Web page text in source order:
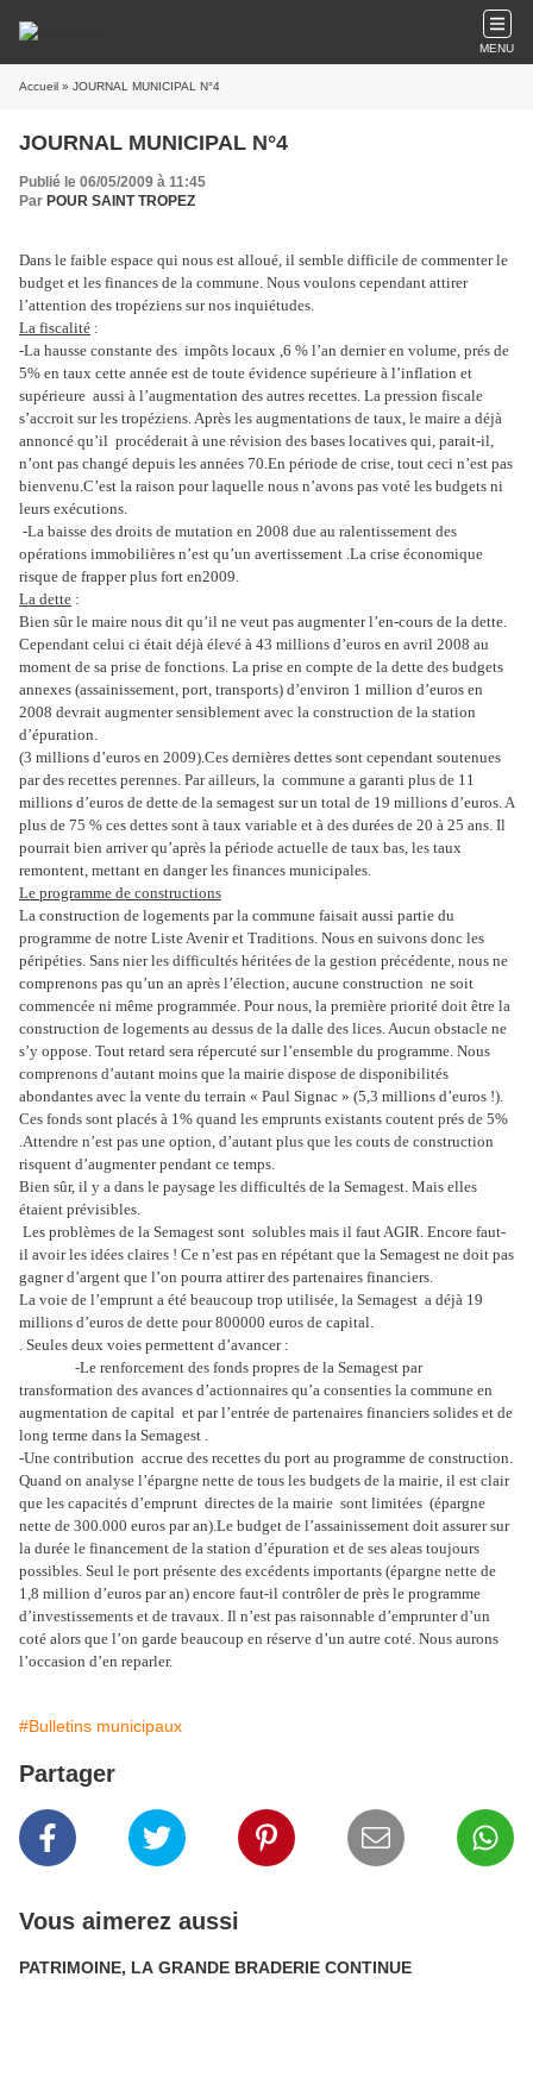
MENU
Accueil » JOURNAL MUNICIPAL N°4
JOURNAL MUNICIPAL N°4
Publié le 06/05/2009 à 11:45
Par POUR SAINT TROPEZ
Dans le faible espace qui nous est alloué, il semble difficile de commenter le
budget et les finances de la commune. Nous voulons cependant attirer
l’attention des tropéziens sur nos inquiétudes.
La fiscalité :
-La hausse constante des impôts locaux ,6 % l’an dernier en volume, prés de
5% en taux cette année est de toute évidence supérieure à l’inflation et
supérieure aussi à l’augmentation des autres recettes. La pression fiscale
s’accroit sur les tropéziens. Après les augmentations de taux, le maire a déjà
annoncé qu’il procéderait à une révision des bases locatives qui, parait-il,
n’ont pas changé depuis les années 70.En période de crise, tout ceci n’est pas
bienvenu.C’est la raison pour laquelle nous n’avons pas voté les budgets ni
leurs exécutions.
-La baisse des droits de mutation en 2008 due au ralentissement des
opérations immobilières n’est qu’un avertissement .La crise économique
risque de frapper plus fort en2009.
La dette :
Bien sûr le maire nous dit qu’il ne veut pas augmenter l’en-cours de la dette.
Cependant celui ci était déjà élevé à 43 millions d’euros en avril 2008 au
moment de sa prise de fonctions. La prise en compte de la dette des budgets
annexes (assainissement, port, transports) d’environ 1 million d’euros en
2008 devrait augmenter sensiblement avec la construction de la station
d’épuration.
(3 millions d’euros en 2009).Ces dernières dettes sont cependant soutenues
par des recettes perennes. Par ailleurs, la commune a garanti plus de 11
millions d’euros de dette de la semagest sur un total de 19 millions d’euros. A
plus de 75 % ces dettes sont à taux variable et à des durées de 20 à 25 ans. Il
pourrait bien arriver qu’après la période actuelle de taux bas, les taux
remontent, mettant en danger les finances municipales.
Le programme de constructions
La construction de logements par la commune faisait aussi partie du
programme de notre Liste Avenir et Traditions. Nous en suivons donc les
péripéties. Sans nier les difficultés héritées de la gestion précédente, nous ne
comprenons pas qu’un an après l’élection, aucune construction ne soit
commencée ni même programmée. Pour nous, la première priorité doit être la
construction de logements au dessus de la dalle des lices. Aucun obstacle ne
s’y oppose. Tout retard sera répercuté sur l’ensemble du programme. Nous
comprenons d’autant moins que la mairie dispose de disponibilités
abondantes avec la vente du terrain « Paul Signac » (5,3 millions d’euros !).
Ces fonds sont placés à 1% quand les emprunts existants coutent prés de 5%
.Attendre n’est pas une option, d’autant plus que les couts de construction
risquent d’augmenter pendant ce temps.
Bien sûr, il y a dans le paysage les difficultés de la Semagest. Mais elles
étaient prévisibles.
Les problèmes de la Semagest sont solubles mais il faut AGIR. Encore faut-
il avoir les idées claires ! Ce n’est pas en répétant que la Semagest ne doit pas
gagner d’argent que l’on pourra attirer des partenaires financiers.
La voie de l’emprunt a été beaucoup trop utilisée, la Semagest a déjà 19
millions d’euros de dette pour 800000 euros de capital.
. Seules deux voies permettent d’avancer :
-Le renforcement des fonds propres de la Semagest par
transformation des avances d’actionnaires qu’a consenties la commune en
augmentation de capital et par l’entrée de partenaires financiers solides et de
long terme dans la Semagest .
-Une contribution accrue des recettes du port au programme de construction.
Quand on analyse l’épargne nette de tous les budgets de la mairie, il est clair
que les capacités d’emprunt directes de la mairie sont limitées (épargne
nette de 300.000 euros par an).Le budget de l’assainissement doit assurer sur
la durée le financement de la station d’épuration et de ses aleas toujours
possibles. Seul le port présente des excédents importants (épargne nette de
1,8 million d’euros par an) encore faut-il contrôler de près le programme
d’investissements et de travaux. Il n’est pas raisonnable d’emprunter d’un
coté alors que l’on garde beaucoup en réserve d’un autre coté. Nous aurons
l’occasion d’en reparler.
#Bulletins municipaux
Partager
Vous aimerez aussi
PATRIMOINE, LA GRANDE BRADERIE CONTINUE